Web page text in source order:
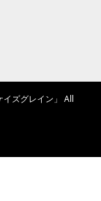
ズグレイン」 All